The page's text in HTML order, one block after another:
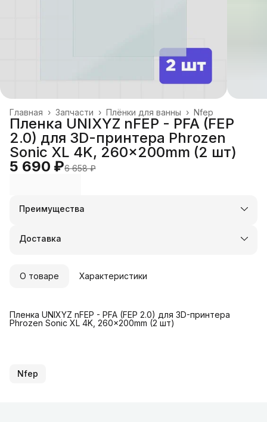
Nfep
Плёнки для ванны ›
Запчасти ›
Главная ›
Пленка UNIXYZ nFEP - PFA (FEP
2.0) для 3D-принтера Phrozen
Sonic XL 4K, 260x200mm (2 шт)
5 690 ₽6 658 ₽
Преимущества
Оплата частями в Сплит
Удобный возврат
Доставка
О товаре Характеристики
Пленка UNIXYZ nFEP - PFA (FEP 2.0) для 3D-принтера
Phrozen Sonic XL 4K, 260x200mm (2 шт)
Nfep